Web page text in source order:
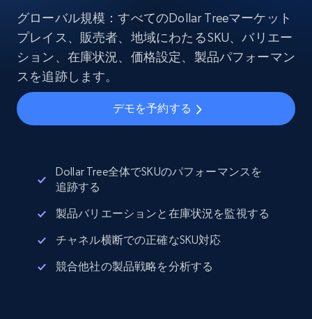
グローバル規模：すべてのDollar Treeマーケット
プレイス、販売者、地域にわたるSKU、バリエー
ション、在庫状況、価格設定、製品パフォーマン
スを追跡します。
デモを予約する
Dollar Tree全体でSKUのパフォーマンスを
追跡する
製品バリエーションと在庫状況を監視する
チャネル横断での正確なSKU対応
競合他社の製品戦略を分析する